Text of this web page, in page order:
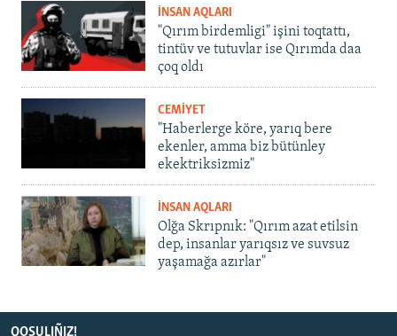
İNSAN AQLARI
"Qırım birdemligi" işini toqtattı,
tintüv ve tutuvlar ise Qırımda daa
çoq oldı
CEMİYET
"Haberlerge köre, yarıq bere
ekenler, amma biz bütünley
ekektriksizmiz"
İNSAN AQLARI
Olğa Skrıpnık: "Qırım azat etilsin
dep, insanlar yarıqsız ve suvsuz
yaşamağa azırlar"
QOŞULIÑIZ!